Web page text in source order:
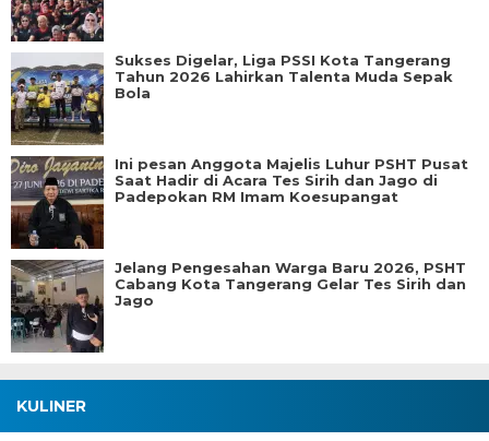
Sukses Digelar, Liga PSSI Kota Tangerang
Tahun 2026 Lahirkan Talenta Muda Sepak
Bola
Ini pesan Anggota Majelis Luhur PSHT Pusat
Saat Hadir di Acara Tes Sirih dan Jago di
Padepokan RM Imam Koesupangat
Jelang Pengesahan Warga Baru 2026, PSHT
Cabang Kota Tangerang Gelar Tes Sirih dan
Jago
KULINER